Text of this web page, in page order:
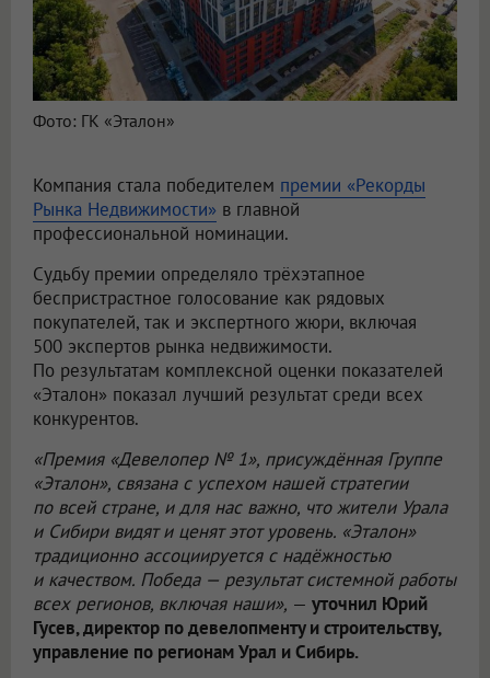
Фото: ГК «Эталон»
Компания стала победителем премии «Рекорды
Рынка Недвижимости» в главной
профессиональной номинации.
Судьбу премии определяло трёхэтапное
беспристрастное голосование как рядовых
покупателей, так и экспертного жюри, включая
500 экспертов рынка недвижимости.
По результатам комплексной оценки показателей
«Эталон» показал лучший результат среди всех
конкурентов.
«Премия «Девелопер № 1», присуждённая Группе
«Эталон», связана с успехом нашей стратегии
по всей стране, и для нас важно, что жители Урала
и Сибири видят и ценят этот уровень. «Эталон»
традиционно ассоциируется с надёжностью
и качеством. Победа — результат системной работы
всех регионов, включая наши», — уточнил Юрий
Гусев, директор по девелопменту и строительству,
управление по регионам Урал и Сибирь.